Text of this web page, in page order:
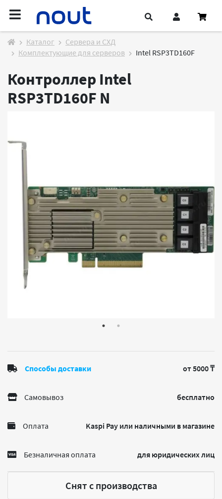
Каталог
Cервера и СХД
Комплектующие для серверов
Intel RSP3TD160F
Контроллер Intel
RSP3TD160F N
Способы доставки от 5000 ₸
Самовывоз бесплатно
Оплата Kaspi Pay или наличными в магазине
Безналичная оплата для юридических лиц
Снят с производства